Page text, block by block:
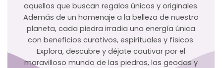
aquellos que buscan regalos únicos y originales.
Además de un homenaje a la belleza de nuestro
planeta, cada piedra irradia una energía única
con beneficios curativos, espirituales y físicos.
Explora, descubre y déjate cautivar por el
maravilloso mundo de las piedras, las geodas y